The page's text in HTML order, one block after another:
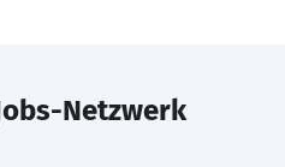
Netzwerk